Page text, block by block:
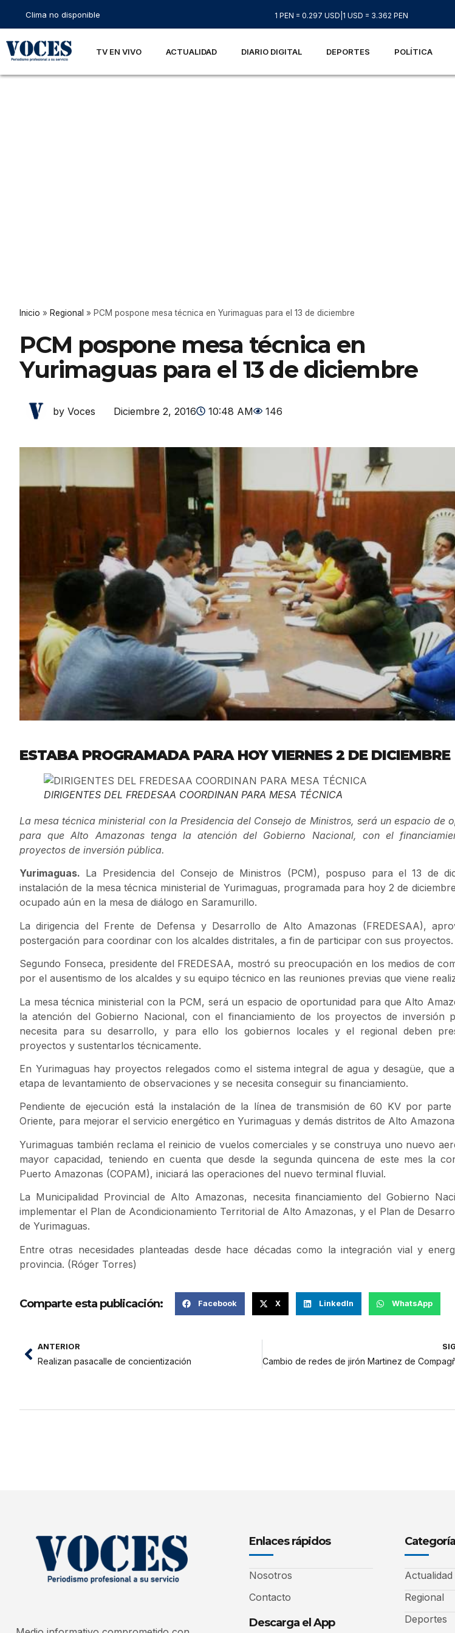
Clima no disponible 1 PEN = 0.297 USD 1 USD = 3.362 PEN
TV EN VIVO ACTUALIDAD DIARIO DIGITAL DEPORTES POLÍTICA
Inicio » Regional » PCM pospone mesa técnica en Yurimaguas para el 13 de diciembre
PCM pospone mesa técnica en
Yurimaguas para el 13 de diciembre
by Voces Diciembre 2, 2016 10:48 AM 146
ESTABA PROGRAMADA PARA HOY VIERNES 2 DE DICIEMBRE
DIRIGENTES DEL FREDESAA COORDINAN PARA MESA TÉCNICA
La mesa técnica ministerial con la Presidencia del Consejo de Ministros, será un espacio de
para que Alto Amazonas tenga la atención del Gobierno Nacional, con el
proyectos de inversión pública.
Yurimaguas. La Presidencia del Consejo de Ministros (PCM), pospuso para el 13 de
instalación de la mesa técnica ministerial de Yurimaguas, programada para hoy 2 de
ocupado aún en la mesa de diálogo en Saramurillo.
La dirigencia del Frente de Defensa y Desarrollo de Alto Amazonas (FREDESAA),
postergación para coordinar con los alcaldes distritales, a fin de participar con sus proyectos.
Segundo Fonseca, presidente del FREDESAA, mostró su preocupación en los medios de
por el ausentismo de los alcaldes y su equipo técnico en las reuniones previas que viene
La mesa técnica ministerial con la PCM, será un espacio de oportunidad para que Alto
la atención del Gobierno Nacional, con el financiamiento de los proyectos de inversión
necesita para su desarrollo, y para ello los gobiernos locales y el regional deben
proyectos y sustentarlos técnicamente.
En Yurimaguas hay proyectos relegados como el sistema integral de agua y desagüe, que
etapa de levantamiento de observaciones y se necesita conseguir su financiamiento.
Pendiente de ejecución está la instalación de la línea de transmisión de 60 KV por parte
Oriente, para mejorar el servicio energético en Yurimaguas y demás distritos de Alto
Yurimaguas también reclama el reinicio de vuelos comerciales y se construya uno nuevo
mayor capacidad, teniendo en cuenta que desde la segunda quincena de este mes la
Puerto Amazonas (COPAM), iniciará las operaciones del nuevo terminal fluvial.
La Municipalidad Provincial de Alto Amazonas, necesita financiamiento del Gobierno
implementar el Plan de Acondicionamiento Territorial de Alto Amazonas, y el Plan de
de Yurimaguas.
Entre otras necesidades planteadas desde hace décadas como la integración vial y
provincia. (Róger Torres)
Comparte esta publicación: Facebook X LinkedIn WhatsApp
ANTERIOR
Realizan pasacalle de concientización
Enlaces rápidos
Nosotros
Contacto
Descarga el App
Categoría
Actualidad
Regional
Deportes